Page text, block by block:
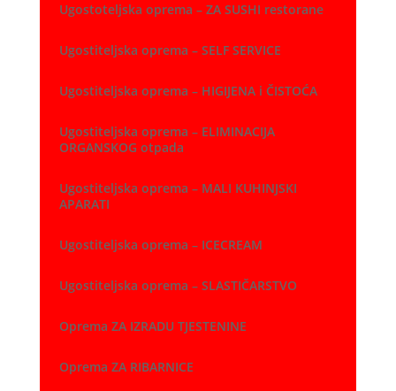
Ugostoteljska oprema – ZA SUSHI restorane
Ugostiteljska oprema – SELF SERVICE
Ugostiteljska oprema – HIGIJENA i ČISTOĆA
Ugostiteljska oprema – ELIMINACIJA
ORGANSKOG otpada
Ugostiteljska oprema – MALI KUHINJSKI
APARATI
Ugostiteljska oprema – ICECREAM
Ugostiteljska oprema – SLASTIČARSTVO
Oprema ZA IZRADU TJESTENINE
Oprema ZA RIBARNICE